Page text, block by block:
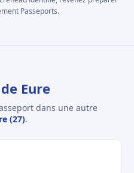
Passeports.
Eure
dans une autre
(27).